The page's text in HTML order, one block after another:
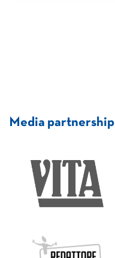
Media partnership